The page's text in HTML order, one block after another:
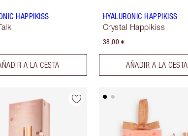
HAPPIKISS
A LA CESTA
HYALURONIC HAPPIKISS
Crystal Happikiss
38,00 €
AÑADIR A LA CESTA